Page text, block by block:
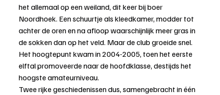
het allemaal op een weiland, dit keer bij boer
Noordhoek. Een schuurtje als kleedkamer, modder tot
achter de oren en na afloop waarschijnlijk meer gras in
de sokken dan op het veld. Maar de club groeide snel.
Het hoogtepunt kwam in 2004-2005, toen het eerste
elftal promoveerde naar de hoofdklasse, destijds het
hoogste amateurniveau.
Twee rijke geschiedenissen dus, samengebracht in één